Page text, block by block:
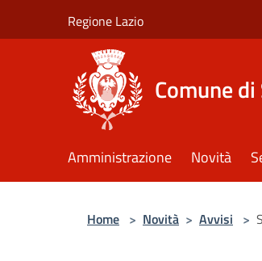
Regione Lazio
Comune
Amministrazione Novità
Home > Novità > Avvisi >